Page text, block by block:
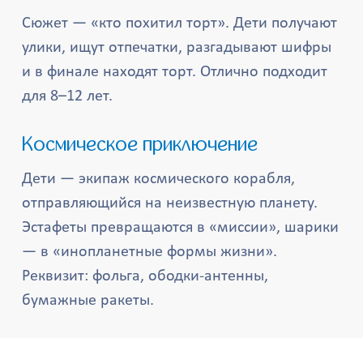
Сюжет — «кто похитил торт». Дети получают
улики, ищут отпечатки, разгадывают шифры
и в финале находят торт. Отлично подходит
для 8–12 лет.
Космическое приключение
Дети — экипаж космического корабля,
отправляющийся на неизвестную планету.
Эстафеты превращаются в «миссии», шарики
— в «инопланетные формы жизни».
Реквизит: фольга, ободки-антенны,
бумажные ракеты.